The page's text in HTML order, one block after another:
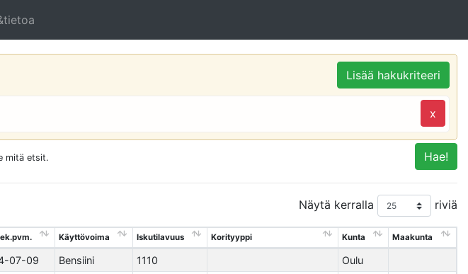
Lisää hakukriteeri
x
Hae!
mitä etsit.
Näytä kerralla riviä
Käyttövoima Iskutilavuus Korityyppi Kunta Maakunta
07-09 Bensiini 1110 Oulu